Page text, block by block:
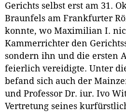
Gerichts selbst erst am 31.
Braunfels am Frankfurter
konnte, wo Maximilian I.
Kammerrichter den
sondern ihn und die ersten
feierlich vereidigte. Unter
befand sich auch der
und Professor Dr. iur. Ivo
Vertretung seines